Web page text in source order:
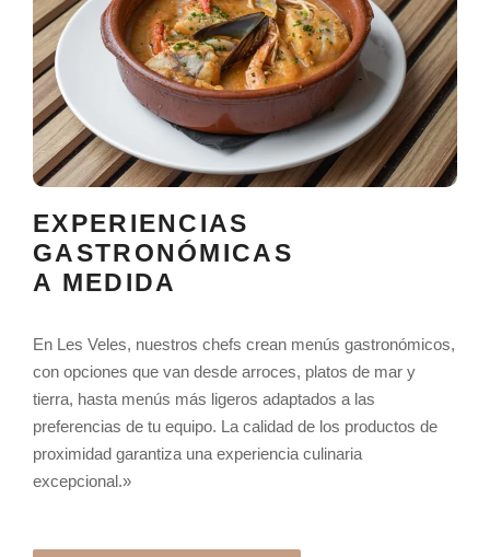
EXPERIENCIAS
GASTRONÓMICAS
A MEDIDA
En Les Veles, nuestros chefs crean menús gastronómicos,
con opciones que van desde arroces, platos de mar y
tierra, hasta menús más ligeros adaptados a las
preferencias de tu equipo. La calidad de los productos de
proximidad garantiza una experiencia culinaria
excepcional.»